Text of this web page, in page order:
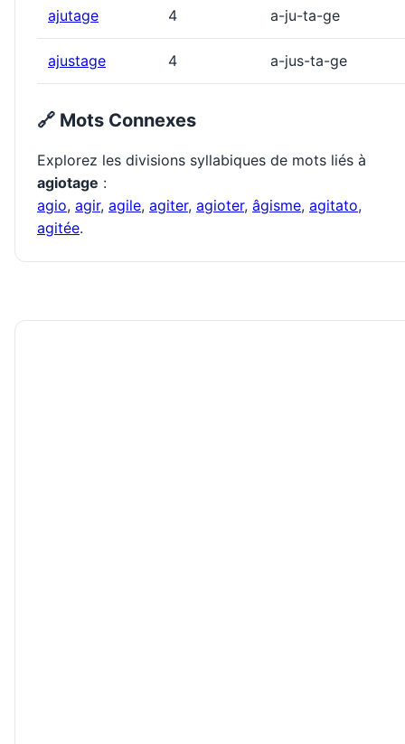
ajutage 4 a-ju-ta-ge
ajustage 4 a-jus-ta-ge
🔗 Mots Connexes
Explorez les divisions syllabiques de mots liés à
agiotage :
agio, agir, agile, agiter, agioter, âgisme, agitato,
agitée.